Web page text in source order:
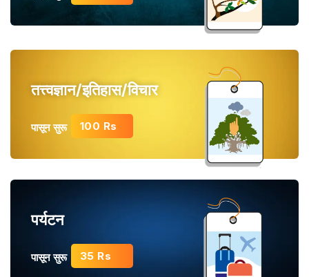
तत्त्वज्ञान/इतिहास/विचार
पासून सुरू 100 Rs
पर्यटन
पासून सुरू 35 Rs